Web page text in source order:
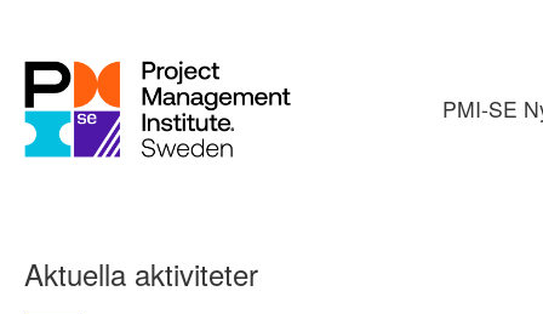
PMI-SE
Aktuella aktiviteter